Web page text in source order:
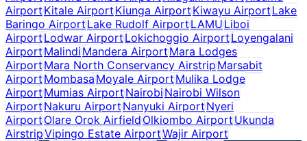
AirportKitale AirportKiunga AirportKiwayu AirportLake
Baringo AirportLake Rudolf AirportLAMULiboi
AirportLodwar AirportLokichoggio AirportLoyengalani
AirportMalindiMandera AirportMara Lodges
AirportMara North Conservancy AirstripMarsabit
AirportMombasaMoyale AirportMulika Lodge
AirportMumias AirportNairobiNairobi Wilson
AirportNakuru AirportNanyuki AirportNyeri
AirportOlare Orok AirfieldOlkiombo AirportUkunda
AirstripVipingo Estate AirportWajir Airport